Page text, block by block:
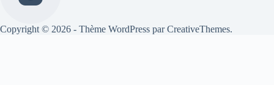
Copyright © 2026 - Thème WordPress parCreativeThemes.